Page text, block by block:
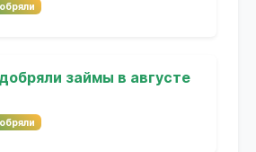
займы в августе